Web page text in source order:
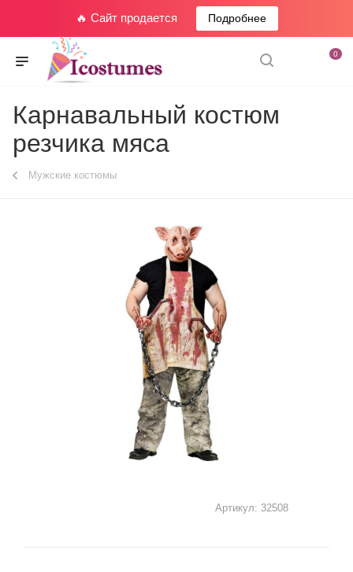
🔥 Сайт продается Подробнее
0
Карнавальный костюм
резчика мяса
Мужские костюмы
Артикул: 32508